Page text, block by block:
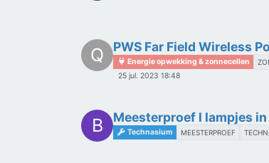
Q PWS Far Field Wireless
Energie opwekking & zonnecellen
25 jul. 2023 18:48
B Meesterproef l lampjes
Technasium MEESTERPROEF